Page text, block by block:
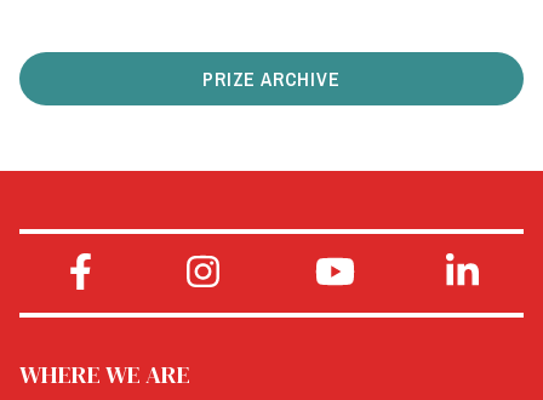
PRIZE ARCHIVE
WHERE WE ARE